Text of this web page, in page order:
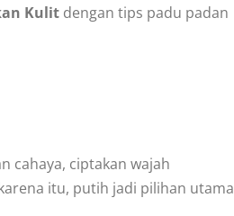
Kulit dengan tips padu padan
cahaya, ciptakan wajah
itu, putih jadi pilihan utama